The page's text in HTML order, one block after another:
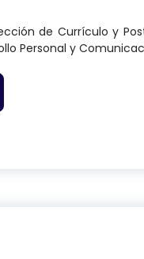
de Currículo y
Personal y
en Formación